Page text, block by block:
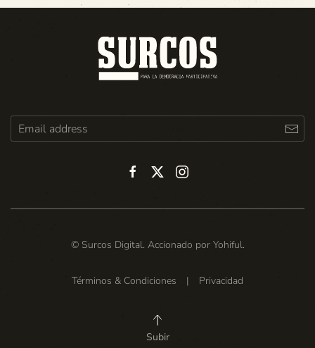
© Surcos Digital. Accionado por Yohiful.
Términos & Condiciones | Privacidad
Subir